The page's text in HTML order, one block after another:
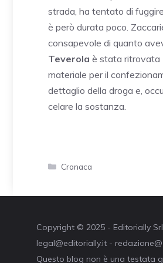
strada, ha tentato di
è però durata poco.
consapevole di quanto
Teverola è stata ritrovata
materiale per il
dettaglio della droga e,
celare la sostanza.
Categorie
Cronaca
Copyright © 2025 - Editorially
legal@editorially.it -
Questo blog non è una testata